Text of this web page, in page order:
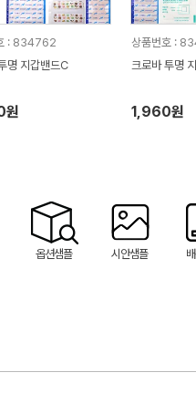
: 834762
명 지갑밴드C
원
상품번호 :
크로바 투명
1,960원
옵션샘플 시안샘플